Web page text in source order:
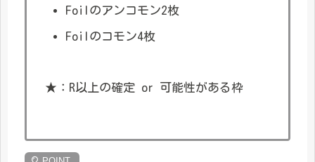
Foilのアンコモン2枚
Foilのコモン4枚
★：R以上の確定 or 可能性がある枠